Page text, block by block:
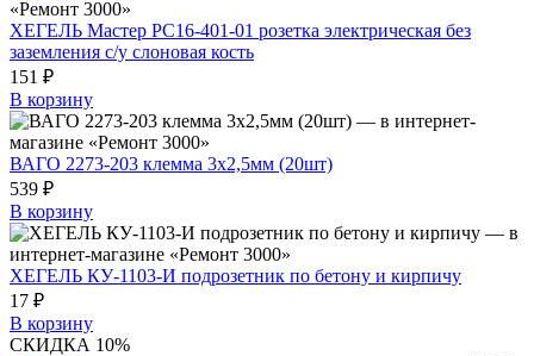
ХЕГЕЛЬ Мастер РС16-401-01 розетка электрическая без
заземления с/у слоновая кость
151 ₽
В корзину
ВАГО 2273-203 клемма 3х2,5мм (20шт)
539 ₽
В корзину
ХЕГЕЛЬ КУ-1103-И подрозетник по бетону и кирпичу
17 ₽
В корзину
СКИДКА 10%